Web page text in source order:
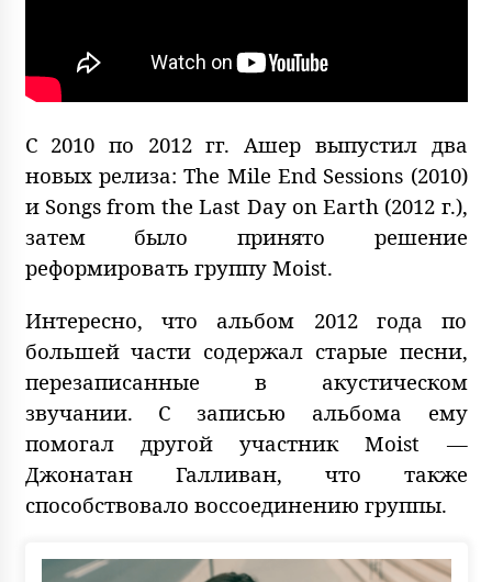
С 2010 по 2012 гг. Ашер выпустил два
новых релиза: The Mile End Sessions (2010)
и Songs from the Last Day on Earth (2012 г.),
затем было принято решение
реформировать группу Moist.
Интересно, что альбом 2012 года по
большей части содержал старые песни,
перезаписанные в акустическом
звучании. С записью альбома ему
помогал другой участник Moist —
Джонатан Галливан, что также
способствовало воссоединению группы.